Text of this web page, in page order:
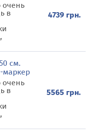
очень
в
4739 грн.
см.
маркер
очень
в
5565 грн.